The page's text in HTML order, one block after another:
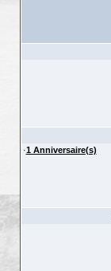
·1 Anniversaire(s)